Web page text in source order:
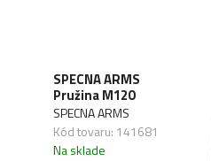
SPECNA ARMS
Pružina M120
SPECNA ARMS
Kód tovaru: 141681
Na sklade